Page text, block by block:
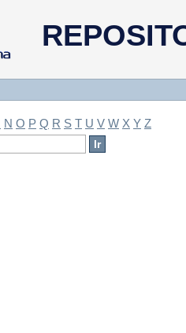
N O P Q R S T U V W X Y Z